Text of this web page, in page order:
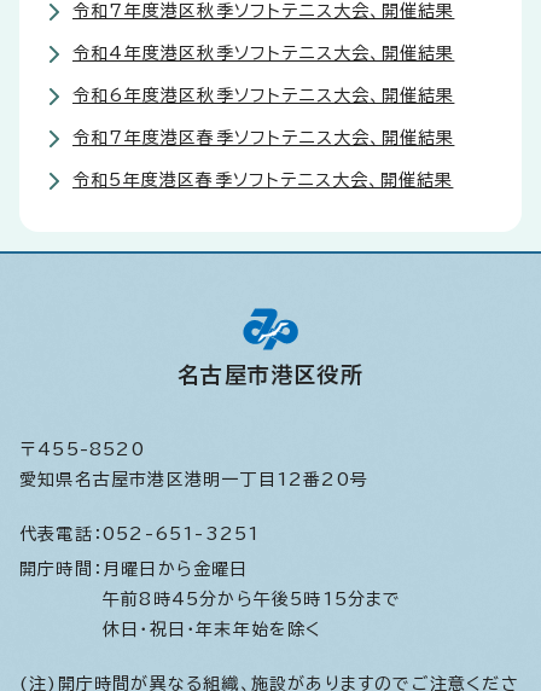
令和7年度港区秋季ソフトテニス大会、開催結果
令和4年度港区秋季ソフトテニス大会、開催結果
令和6年度港区秋季ソフトテニス大会、開催結果
令和7年度港区春季ソフトテニス大会、開催結果
令和5年度港区春季ソフトテニス大会、開催結果
名古屋市港区役所
〒455-8520
愛知県名古屋市港区港明一丁目12番20号
代表電話： 052-651-3251
開庁時間： 月曜日から金曜日
午前8時45分から午後5時15分まで
休日・祝日・年末年始を除く
(注)開庁時間が異なる組織、施設がありますのでご注意くださ